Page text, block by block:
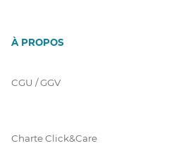
À PROPOS
CGU / GGV
Charte Click&Care